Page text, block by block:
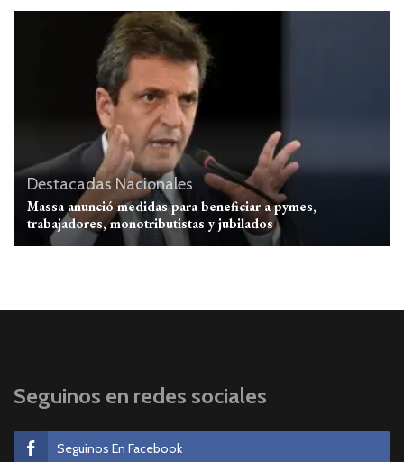
Destacadas Nacionales
Massa anunció medidas para beneficiar a pymes,
trabajadores, monotributistas y jubilados
Seguinos en redes sociales
Seguinos En Facebook